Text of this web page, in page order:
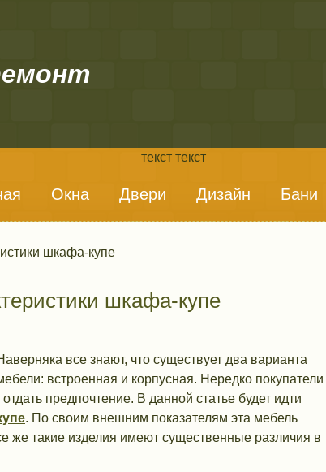
текст текст
Окна Двери Дизайн Бани
шкафа-купе
шкафа-купе
все знают, что существует два варианта
встроенная и корпусная. Нередко покупатели
предпочтение. В данной статье будет идти
. По своим внешним показателям эта мебель
же такие изделия имеют существенные различия в